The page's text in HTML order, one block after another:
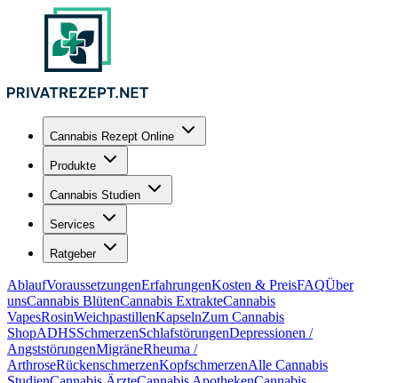
Cannabis Rezept Online
Produkte
Cannabis Studien
Services
Ratgeber
AblaufVoraussetzungenErfahrungenKosten & PreisFAQÜber
unsCannabis BlütenCannabis ExtrakteCannabis
VapesRosinWeichpastillenKapselnZum Cannabis
ShopADHSSchmerzenSchlafstörungenDepressionen /
AngststörungenMigräneRheuma /
ArthroseRückenschmerzenKopfschmerzenAlle Cannabis